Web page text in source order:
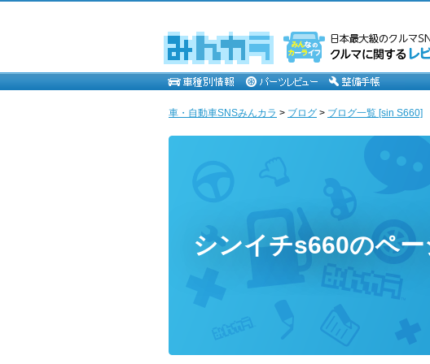
車・自動車SNSみんカラ > ブログ > ブログ一覧 [sin S660]
シンイチs660のペー